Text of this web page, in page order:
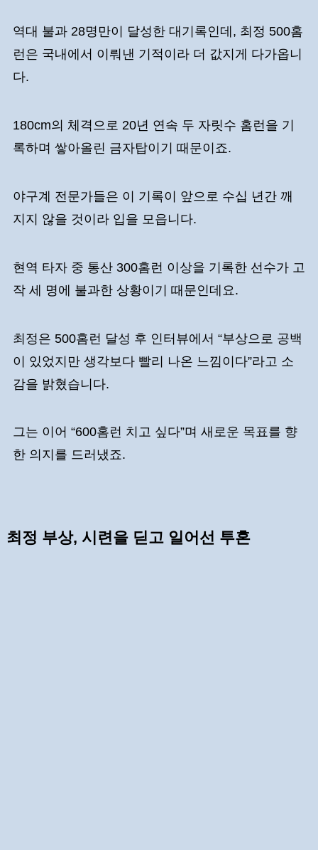
역대 불과 28명만이 달성한 대기록인데, 최정 500홈
런은 국내에서 이뤄낸 기적이라 더 값지게 다가옵니
다.
180cm의 체격으로 20년 연속 두 자릿수 홈런을 기
록하며 쌓아올린 금자탑이기 때문이죠.
야구계 전문가들은 이 기록이 앞으로 수십 년간 깨
지지 않을 것이라 입을 모읍니다.
현역 타자 중 통산 300홈런 이상을 기록한 선수가 고
작 세 명에 불과한 상황이기 때문인데요.
최정은 500홈런 달성 후 인터뷰에서 “부상으로 공백
이 있었지만 생각보다 빨리 나온 느낌이다”라고 소
감을 밝혔습니다.
그는 이어 “600홈런 치고 싶다”며 새로운 목표를 향
한 의지를 드러냈죠.
최정 부상, 시련을 딛고 일어선 투혼